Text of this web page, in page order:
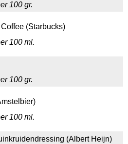
100 gr.
(Starbucks)
100 ml.
100 gr.
100 ml.
(Albert Heijn)